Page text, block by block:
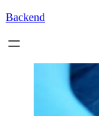
Backend